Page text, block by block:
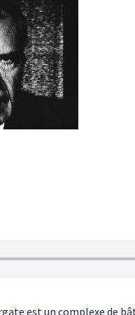
est un complexe de